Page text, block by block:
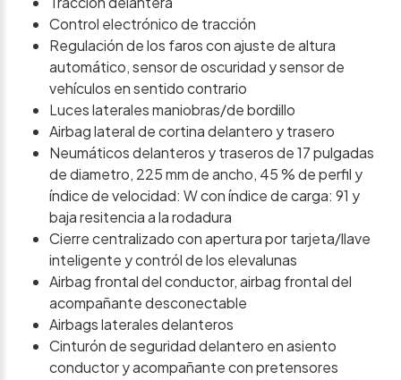
Control electrónico de tracción
Regulación de los faros con ajuste de altura
automático, sensor de oscuridad y sensor de
vehículos en sentido contrario
Luces laterales maniobras/de bordillo
Airbag lateral de cortina delantero y trasero
Neumáticos delanteros y traseros de 17 pulgadas
de diametro, 225 mm de ancho, 45 % de perfil y
índice de velocidad: W con índice de carga: 91 y
baja resitencia a la rodadura
Cierre centralizado con apertura por tarjeta/llave
inteligente y contról de los elevalunas
Airbag frontal del conductor, airbag frontal del
acompañante desconectable
Airbags laterales delanteros
Cinturón de seguridad delantero en asiento
conductor y acompañante con pretensores